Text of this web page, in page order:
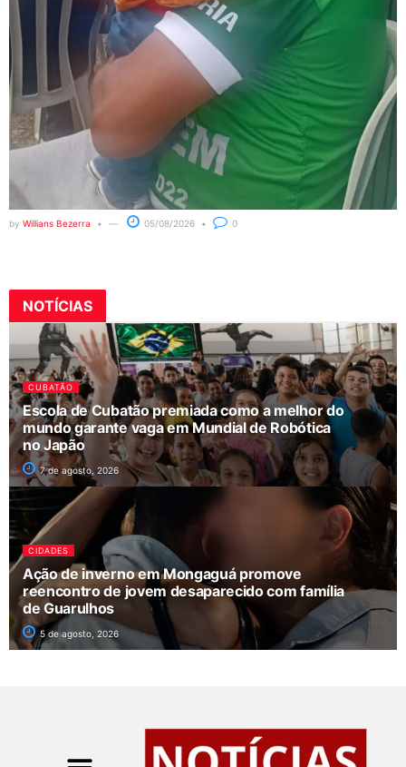
by Willians Bezerra 05/08/2026 0
NOTÍCIAS
CUBATÃO
Escola de Cubatão premiada como a melhor do
mundo garante vaga em Mundial de Robótica
no Japão
7 de agosto, 2026
CIDADES
Ação de inverno em Mongaguá promove
reencontro de jovem desaparecido com família
de Guarulhos
5 de agosto, 2026